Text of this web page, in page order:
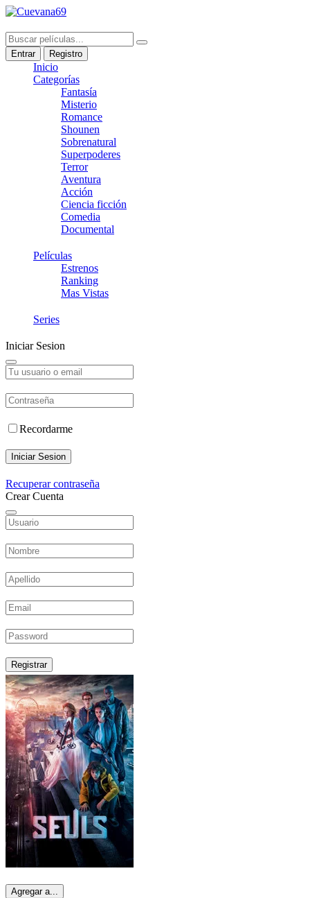
Entrar Registro
Inicio
Categorías
Fantasía
Misterio
Romance
Shounen
Sobrenatural
Superpoderes
Terror
Aventura
Acción
Ciencia ficción
Comedia
Documental
Películas
Estrenos
Ranking
Mas Vistas
Series
Iniciar Sesion
Recordarme
Iniciar Sesion
Recuperar contraseña
Crear Cuenta
Registrar
Agregar a...